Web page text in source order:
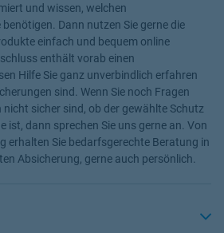
und wissen, welchen
Dann nutzen Sie gerne die
einfach und bequem online
enthält vorab einen
Hilfe Sie ganz unverbindlich erfahren
sind. Wenn Sie noch Fragen
sicher sind, ob der gewählte Schutz
ist, dann sprechen Sie uns gerne an. Von
erhalten Sie bedarfsgerechte Beratung in
Absicherung, gerne auch persönlich.